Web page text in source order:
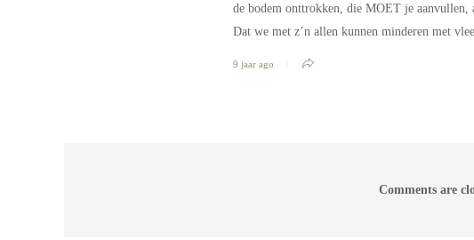
de bodem onttrokken, die MOET je aanvullen,
Dat we met z’n allen kunnen minderen met
9 jaar ago
Comments are